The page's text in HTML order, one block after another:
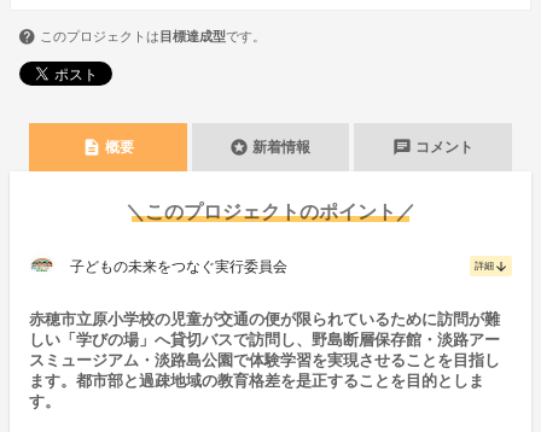
このプロジェクトは 目標達成型です。
description 概要 stars 新着情報 chat コメント
＼このプロジェクトのポイント／
子どもの未来をつなぐ実行委員会 詳細 arrow_downward
赤穂市立原小学校の児童が交通の便が限られているために訪問が難
しい「学びの場」へ貸切バスで訪問し、野島断層保存館・淡路アー
スミュージアム・淡路島公園で体験学習を実現させることを目指し
ます。都市部と過疎地域の教育格差を是正することを目的としま
す。